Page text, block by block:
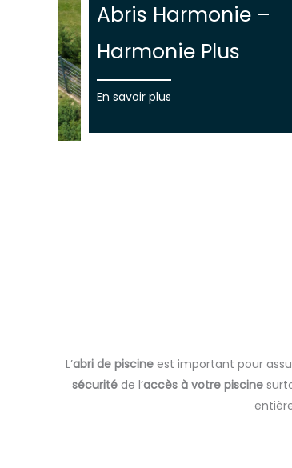
Abris Harmonie –
Harmonie Plus
En savoir plus
L’abri de piscine est important pour
sécuritéde l’accès à votre piscine